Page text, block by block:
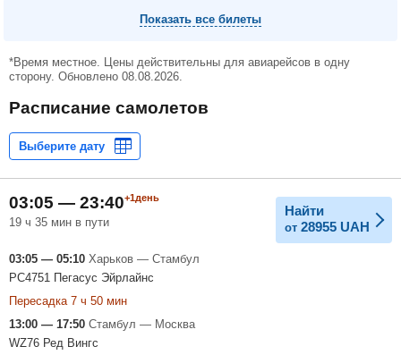
Показать все билеты
*Время местное. Цены действительны для авиарейсов в одну
сторону. Обновлено 08.08.2026.
Расписание самолетов
03:05 — 23:40+1день
19 ч 35 мин в пути
Найти
от 28955 UAH
03:05 — 05:10 Харьков — Стамбул
PC4751 Пегасус Эйрлайнс
Пересадка 7 ч 50 мин
13:00 — 17:50 Стамбул — Москва
WZ76 Ред Вингс